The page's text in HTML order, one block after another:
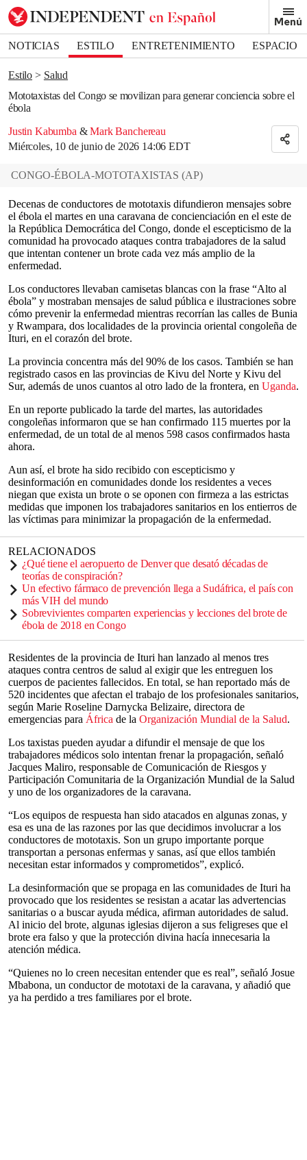
Menú
NOTICIAS ESTILO ENTRETENIMIENTO
ESPACIO
DEPORTES
Estilo
Salud
Mototaxistas del Congo se movilizan para generar conciencia sobre el
ébola
Justin Kabumba & Mark Banchereau
Miércoles, 10 de junio de 2026 14:06 EDT
Bookmark popover
Removed from bookmarks
Close popover
CONGO-ÉBOLA-MOTOTAXISTAS (AP)
Decenas de conductores de mototaxis difundieron mensajes sobre
el ébola el martes en una caravana de concienciación en el este de
la República Democrática del Congo, donde el escepticismo de la
comunidad ha provocado ataques contra trabajadores de la salud
que intentan contener un brote cada vez más amplio de la
enfermedad.
Los conductores llevaban camisetas blancas con la frase “Alto al
ébola” y mostraban mensajes de salud pública e ilustraciones sobre
cómo prevenir la enfermedad mientras recorrían las calles de Bunia
y Rwampara, dos localidades de la provincia oriental congoleña de
Ituri, en el corazón del brote.
La provincia concentra más del 90% de los casos. También se han
registrado casos en las provincias de Kivu del Norte y Kivu del
Sur, además de unos cuantos al otro lado de la frontera, en Uganda.
En un reporte publicado la tarde del martes, las autoridades
congoleñas informaron que se han confirmado 115 muertes por la
enfermedad, de un total de al menos 598 casos confirmados hasta
ahora.
Aun así, el brote ha sido recibido con escepticismo y
desinformación en comunidades donde los residentes a veces
niegan que exista un brote o se oponen con firmeza a las estrictas
medidas que imponen los trabajadores sanitarios en los entierros de
las víctimas para minimizar la propagación de la enfermedad.
RELACIONADOS
¿Qué tiene el aeropuerto de Denver que desató décadas de
teorías de conspiración?
Un efectivo fármaco de prevención llega a Sudáfrica, el país con
más VIH del mundo
Sobrevivientes comparten experiencias y lecciones del brote de
ébola de 2018 en Congo
Residentes de la provincia de Ituri han lanzado al menos tres
ataques contra centros de salud al exigir que les entreguen los
cuerpos de pacientes fallecidos. En total, se han reportado más de
520 incidentes que afectan el trabajo de los profesionales sanitarios,
según Marie Roseline Darnycka Belizaire, directora de
emergencias para África de la Organización Mundial de la Salud.
Los taxistas pueden ayudar a difundir el mensaje de que los
trabajadores médicos solo intentan frenar la propagación, señaló
Jacques Maliro, responsable de Comunicación de Riesgos y
Participación Comunitaria de la Organización Mundial de la Salud
y uno de los organizadores de la caravana.
“Los equipos de respuesta han sido atacados en algunas zonas, y
esa es una de las razones por las que decidimos involucrar a los
conductores de mototaxis. Son un grupo importante porque
transportan a personas enfermas y sanas, así que ellos también
necesitan estar informados y comprometidos”, explicó.
La desinformación que se propaga en las comunidades de Ituri ha
provocado que los residentes se resistan a acatar las advertencias
sanitarias o a buscar ayuda médica, afirman autoridades de salud.
Al inicio del brote, algunas iglesias dijeron a sus feligreses que el
brote era falso y que la protección divina hacía innecesaria la
atención médica.
“Quienes no lo creen necesitan entender que es real”, señaló Josue
Mbabona, un conductor de mototaxi de la caravana, y añadió que
ya ha perdido a tres familiares por el brote.